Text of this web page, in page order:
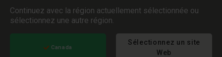
Continuez avec la région actuellement sélectionnée ou
sélectionnez une autre région.
Canada
Sélectionnez un site
Web